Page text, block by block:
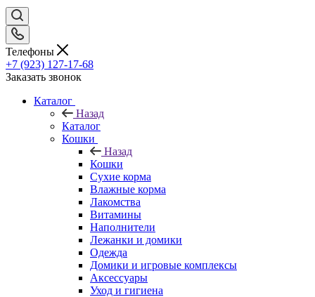
Телефоны
+7 (923) 127-17-68
Заказать звонок
Каталог
Назад
Каталог
Кошки
Назад
Кошки
Сухие корма
Влажные корма
Лакомства
Витамины
Наполнители
Лежанки и домики
Одежда
Домики и игровые комплексы
Аксессуары
Уход и гигиена